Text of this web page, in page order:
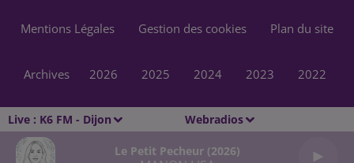
Live : K6 FM - Dijon Webradios
Le Petit Pecheur (2026)
Mentions Légales Gestion des cookies Plan du site
Archives 2026 2025 2024 2023 2022